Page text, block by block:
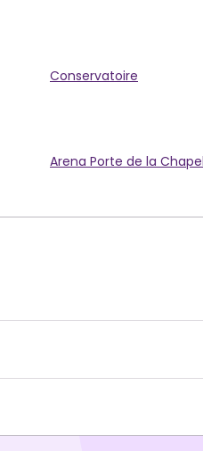
Conservatoire
Arena Porte de la